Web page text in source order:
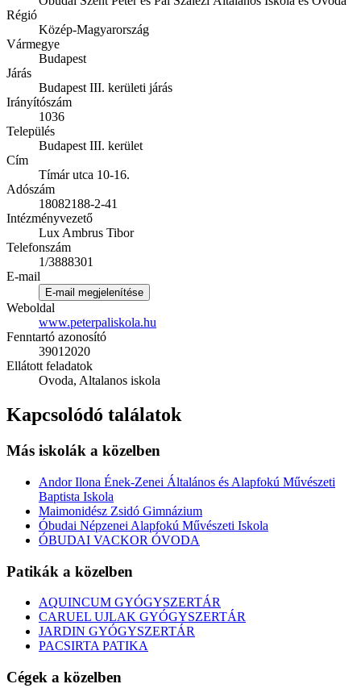
Régió
Közép-Magyarország
Vármegye
Budapest
Járás
Budapest III. kerületi járás
Irányítószám
1036
Település
Budapest III. kerület
Cím
Tímár utca 10-16.
Adószám
18082188-2-41
Intézményvezető
Lux Ambrus Tibor
Telefonszám
1/3888301
E-mail
E-mail megjelenítése
Weboldal
www.peterpaliskola.hu
Fenntartó azonosító
39012020
Ellátott feladatok
Ovoda, Altalanos iskola
Kapcsolódó találatok
Más iskolák a közelben
Andor Ilona Ének-Zenei Általános és Alapfokú Művészeti
Baptista Iskola
Maimonidész Zsidó Gimnázium
Óbudai Népzenei Alapfokú Művészeti Iskola
ÓBUDAI VACKOR ÓVODA
Patikák a közelben
AQUINCUM GYÓGYSZERTÁR
CARUEL UJLAK GYÓGYSZERTÁR
JARDIN GYÓGYSZERTÁR
PACSIRTA PATIKA
Cégek a közelben